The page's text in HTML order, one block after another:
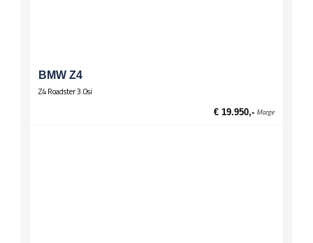
El. verstelbare spiegels
El. verstelbare spiegels, verwarmd
BMW Z4
Z4 Roadster 3.0si
€ 19.950,- Marge